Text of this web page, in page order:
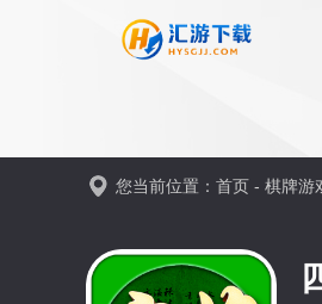
您当前位置： 首页 - 棋牌游